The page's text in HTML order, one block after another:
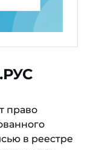
право
в реестре